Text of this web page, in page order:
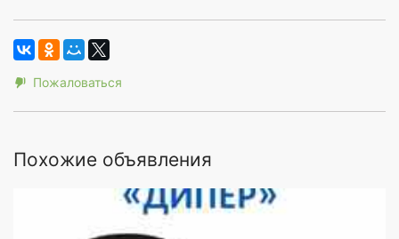
Пожаловаться
Похожие объявления